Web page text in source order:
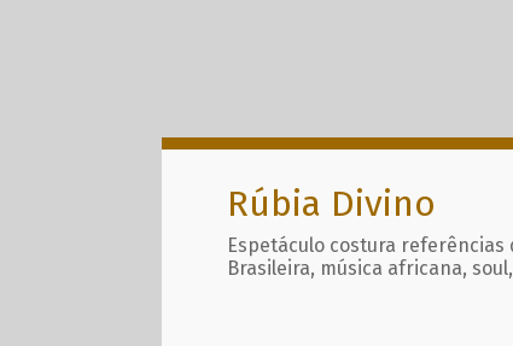
Rúbia Divino
Espetáculo costura referências
Brasileira, música africana,